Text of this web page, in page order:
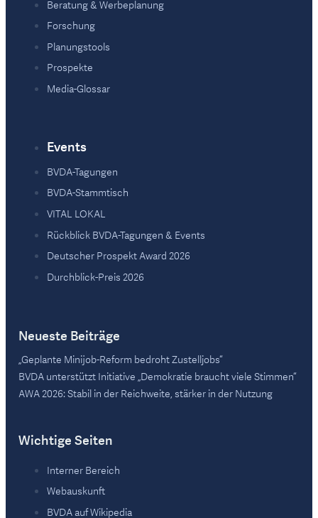
Beratung & Werbeplanung
Forschung
Planungstools
Prospekte
Media-Glossar
Events
BVDA-Tagungen
BVDA-Stammtisch
VITAL LOKAL
Rückblick BVDA-Tagungen & Events
Deutscher Prospekt Award 2026
Durchblick-Preis 2026
Neueste Beiträge
„Geplante Minijob-Reform bedroht Zustelljobs“
BVDA unterstützt Initiative „Demokratie braucht viele Stimmen“
AWA 2026: Stabil in der Reichweite, stärker in der Nutzung
Wichtige Seiten
Interner Bereich
Webauskunft
BVDA auf Wikipedia